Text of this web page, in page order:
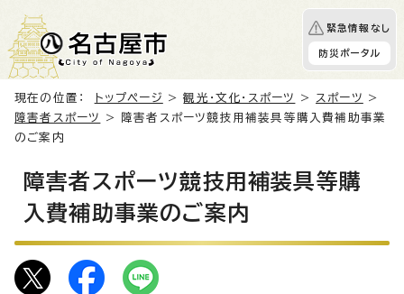
緊急情報なし
防災ポータル
現在の位置： トップページ >観光・文化・スポーツ > スポーツ
>
障害者スポーツ
> 障害者スポーツ競技用補装具等購入費補助事業
のご案内
障害者スポーツ競技用補装具等購
入費補助事業のご案内